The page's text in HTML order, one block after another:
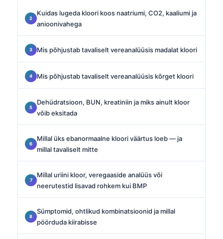
Kuidas lugeda kloori koos naatriumi, CO2, kaaliumi ja
anioonivahega
Mis põhjustab tavaliselt vereanalüüsis madalat kloori
Mis põhjustab tavaliselt vereanalüüsis kõrget kloori
Dehüdratsioon, BUN, kreatiniin ja miks ainult kloor
võib eksitada
Millal üks ebanormaalne kloori väärtus loeb — ja
millal tavaliselt mitte
Millal uriini kloor, veregaaside analüüs või
neerutestid lisavad rohkem kui BMP
Sümptomid, ohtlikud kombinatsioonid ja millal
pöörduda kiirabisse